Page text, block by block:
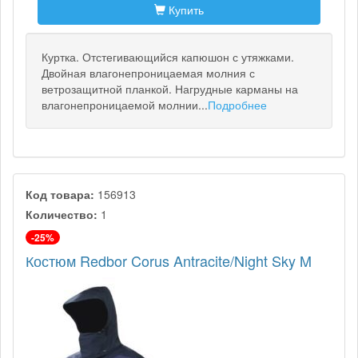
Купить
Куртка. Отстегивающийся капюшон с утяжками.
Двойная влагонепроницаемая молния с
ветрозащитной планкой. Нагрудные карманы на
влагонепроницаемой молнии...Подробнее
Код товара: 156913
Количество: 1
-25%
Костюм Redbor Corus Antracite/Night Sky M